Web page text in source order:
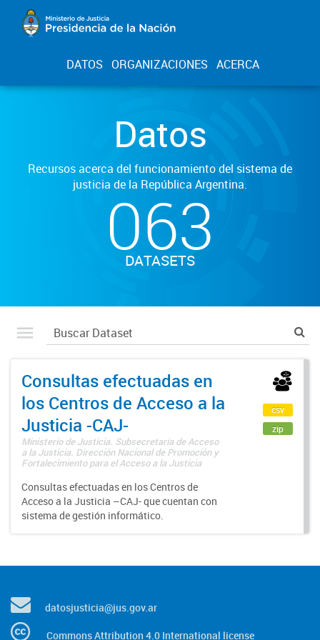
DATOS ORGANIZACIONES ACERCA
Datos
Recursos acerca del funcionamiento del sistema de
justicia de la República Argentina.
063
DATASETS
Consultas efectuadas en
los Centros de Acceso a la
Justicia -CAJ-
Ministerio de Justicia. Subsecretaría de Acceso
a la Justicia. Dirección Nacional de Promoción y
Fortalecimiento para el Acceso a la Justicia
Consultas efectuadas en los Centros de
Acceso a la Justicia –CAJ- que cuentan con
sistema de gestión informático.
csv
zip
datosjusticia@jus.gov.ar
Commons Attribution 4.0 International license